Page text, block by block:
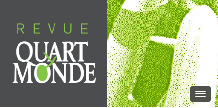
contenu